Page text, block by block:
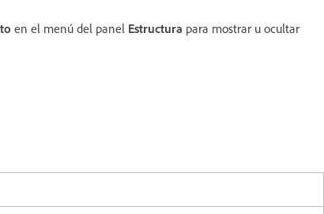
en el menú del panel Estructura para mostrar u ocultar